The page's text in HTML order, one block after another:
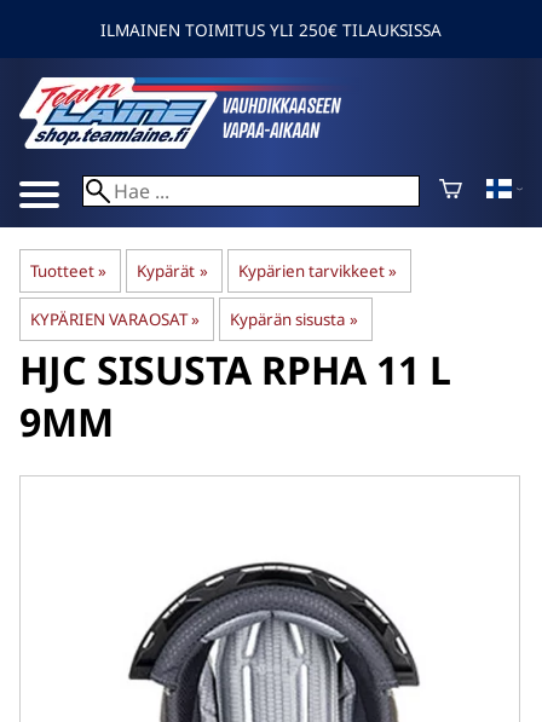
ILMAINEN TOIMITUS YLI 250€ TILAUKSISSA
Tuotteet‪» Kypärät ‪» Kypärien tarvikkeet‪»
KYPÄRIEN VARAOSAT‪» Kypärän sisusta ‪»
HJC SISUSTA RPHA 11 L
9MM